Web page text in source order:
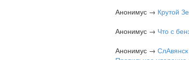
Анонимус → Крутой
Анонимус → Что с
Анонимус →